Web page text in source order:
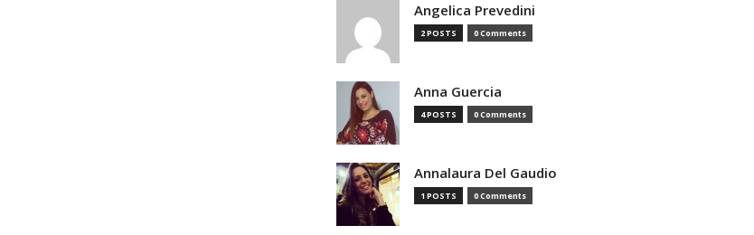
Angelica Prevedini
2 POSTS 0 Comments
Anna Guercia
4 POSTS 0 Comments
Annalaura Del Gaudio
1 POSTS 0 Comments